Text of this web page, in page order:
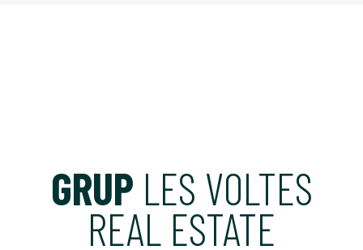
GRUP LES VOLTES
REAL ESTATE